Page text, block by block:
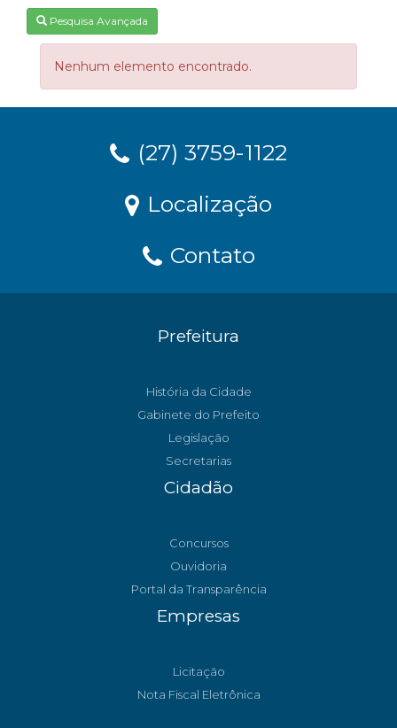
Pesquisa Avançada
Nenhum elemento encontrado.
(27) 3759-1122
Localização
Contato
Prefeitura
História da Cidade
Gabinete do Prefeito
Legislação
Secretarias
Cidadão
Concursos
Ouvidoria
Portal da Transparência
Empresas
Licitação
Nota Fiscal Eletrônica